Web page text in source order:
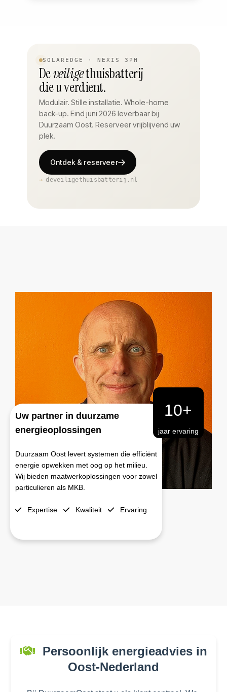
SOLAREDGE · NEXIS 3PH
Deveiligethuisbatterij
die u verdient.
Modulair. Stille installatie. Whole-home
back-up. Eind juni 2026 leverbaar bij
Duurzaam Oost. Reserveer vrijblijvend uw
plek.
Ontdek & reserveer
deveiligethuisbatterij.nl
COMING 2026
Uw partner in duurzame
energieoplossingen
Duurzaam Oost levert systemen die efficiënt
energie opwekken met oog op het milieu.
Wij bieden maatwerkoplossingen voor zowel
particulieren als MKB.
Expertise Kwaliteit Ervaring
10+
jaar ervaring
Persoonlijk energieadvies in
Oost-Nederland